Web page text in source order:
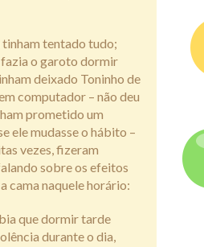
tinham tentado tudo;
fazia o garoto dormir
deixado Toninho de
computador – não deu
prometido um
ele mudasse o hábito –
vezes, fizeram
sobre os efeitos
cama naquele horário:
que dormir tarde
durante o dia,